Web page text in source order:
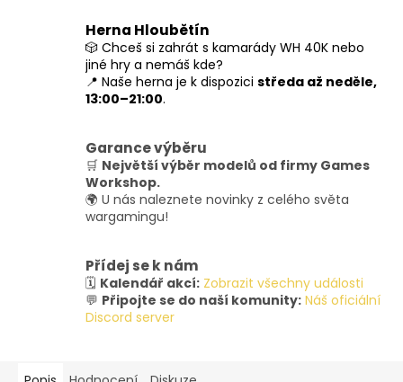
Herna Hloubětín
🎲 Chceš si zahrát s kamarády WH 40K nebo
jiné hry a nemáš kde?
📍 Naše herna je k dispozici středa až neděle,
13:00–21:00.
Garance výběru
🛒 Největší výběr modelů od firmy Games
Workshop.
🌍 U nás naleznete novinky z celého světa
wargamingu!
Přídej se k nám
🗓️ Kalendář akcí: Zobrazit všechny události
💬 Připojte se do naší komunity: Náš oficiální
Discord server